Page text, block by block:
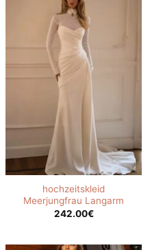
hochzeitskleid
Meerjungfrau Langarm
242.00€